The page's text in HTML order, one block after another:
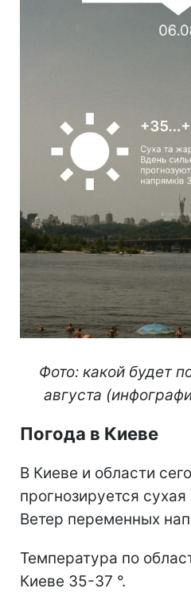
Фото: какой будет
августа
Погода в Киеве
В Киеве и области
прогнозируется
Ветер переменных
Температура по
Киеве 35-37 °.